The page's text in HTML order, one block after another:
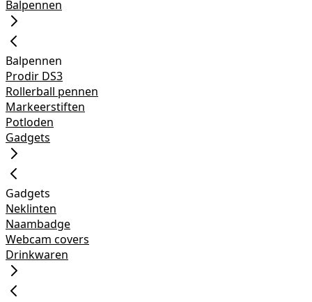
Balpennen
Balpennen
Prodir DS3
Rollerball pennen
Markeerstiften
Potloden
Gadgets
Gadgets
Neklinten
Naambadge
Webcam covers
Drinkwaren